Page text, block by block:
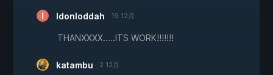
Idonloddah 19 12月
THANXXXX.....ITS WORK!!!!!!!
katambu 2 12月